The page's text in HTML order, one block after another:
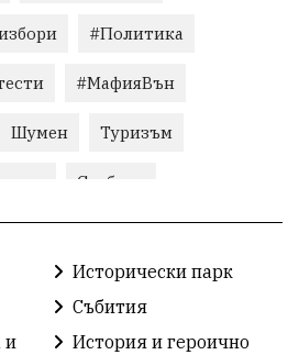
#Политика
#МафияВън
Шумен Туризъм
Свобода
Здраве Безводие
пътя
Исторически парк
Събития
и
История и героично